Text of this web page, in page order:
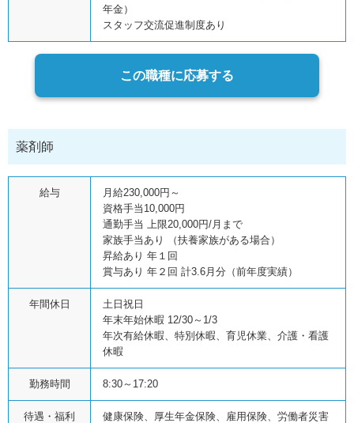
年金）
スタッフ交流促進制度あり
この職種に応募する
薬剤師
給与
月給230,000円～
資格手当10,000円
通勤手当 上限20,000円/月まで
家族手当あり （扶養家族がある場合）
昇給あり 年１回
賞与あり 年２回 計3.6月分（前年度実績）
年間休日
土日祝日
年末年始休暇 12/30～1/3
年次有給休暇、特別休暇、育児休業、介護・看護
休暇
勤務時間 8:30～17:20
待遇・福利
健康保険、厚生年金保険、雇用保険、労働者災害